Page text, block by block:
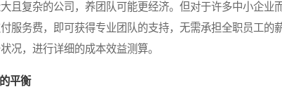
且复杂的公司，养团队可能更经济。但对于许多中小企业
服务费，即可获得专业团队的支持，无需承担全职员工的
况，进行详细的成本效益测算。
平衡